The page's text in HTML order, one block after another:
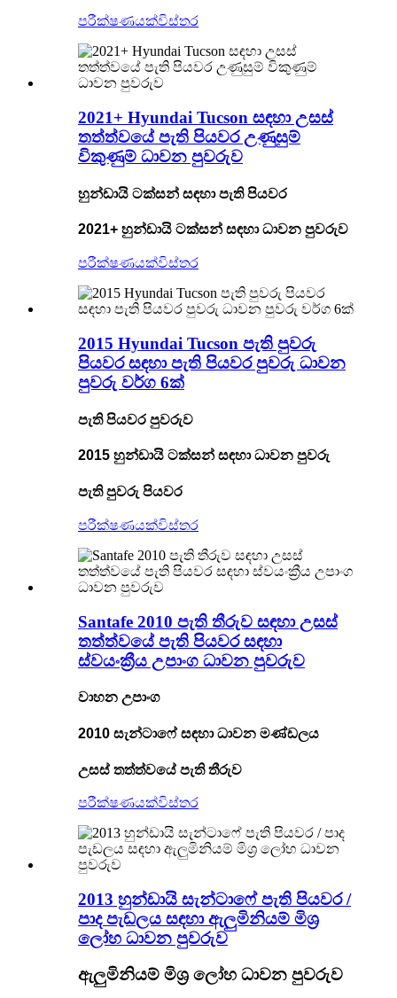
පරීක්ෂණයක්විස්තර
2021+ Hyundai Tucson සඳහා උසස්
තත්ත්වයේ පැති පියවර උණුසුම්
විකුණුම් ධාවන පුවරුව
හුන්ඩායි ටක්සන් සඳහා පැති පියවර
2021+ හුන්ඩායි ටක්සන් සඳහා ධාවන පුවරුව
පරීක්ෂණයක්විස්තර
2015 Hyundai Tucson පැති පුවරු
පියවර සඳහා පැති පියවර පුවරු ධාවන
පුවරු වර්ග 6ක්
පැති පියවර පුවරුව
2015 හුන්ඩායි ටක්සන් සඳහා ධාවන පුවරු
පැති පුවරු පියවර
පරීක්ෂණයක්විස්තර
Santafe 2010 පැති තීරුව සඳහා උසස්
තත්ත්වයේ පැති පියවර සඳහා
ස්වයංක්‍රීය උපාංග ධාවන පුවරුව
වාහන උපාංග
2010 සැන්ටාෆේ සඳහා ධාවන මණ්ඩලය
උසස් තත්ත්වයේ පැති තීරුව
පරීක්ෂණයක්විස්තර
2013 හුන්ඩායි සැන්ටාෆේ පැති පියවර /
පාද පැඩලය සඳහා ඇලුමිනියම් මිශ්‍ර
ලෝහ ධාවන පුවරුව
ඇලුමිනියම් මිශ්‍ර ලෝහ ධාවන පුවරුව